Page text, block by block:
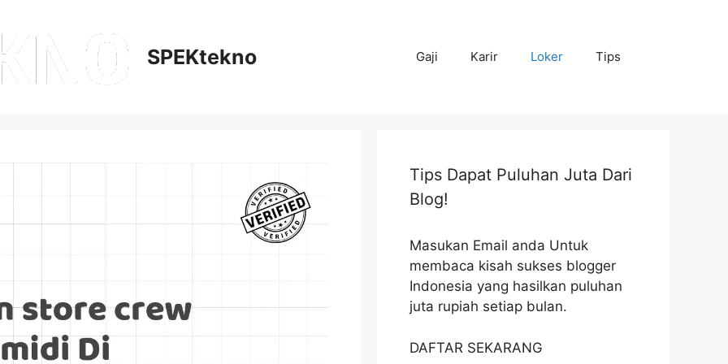
SPEKtekno Gaji Karir Loker Tips
Tips Dapat Puluhan Juta Dari
Blog!
Masukan Email anda Untuk
membaca kisah sukses blogger
Indonesia yang hasilkan puluhan
juta rupiah setiap bulan.
DAFTAR SEKARANG